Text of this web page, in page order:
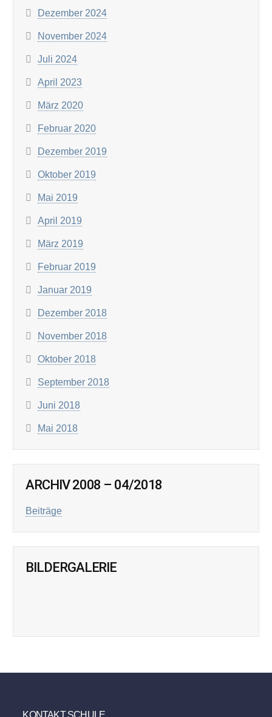
Dezember 2024
November 2024
Juli 2024
April 2023
März 2020
Februar 2020
Dezember 2019
Oktober 2019
Mai 2019
April 2019
März 2019
Februar 2019
Januar 2019
Dezember 2018
November 2018
Oktober 2018
September 2018
Juni 2018
Mai 2018
ARCHIV 2008 – 04/2018
Beiträge
BILDERGALERIE
KONTAKT SCHULE